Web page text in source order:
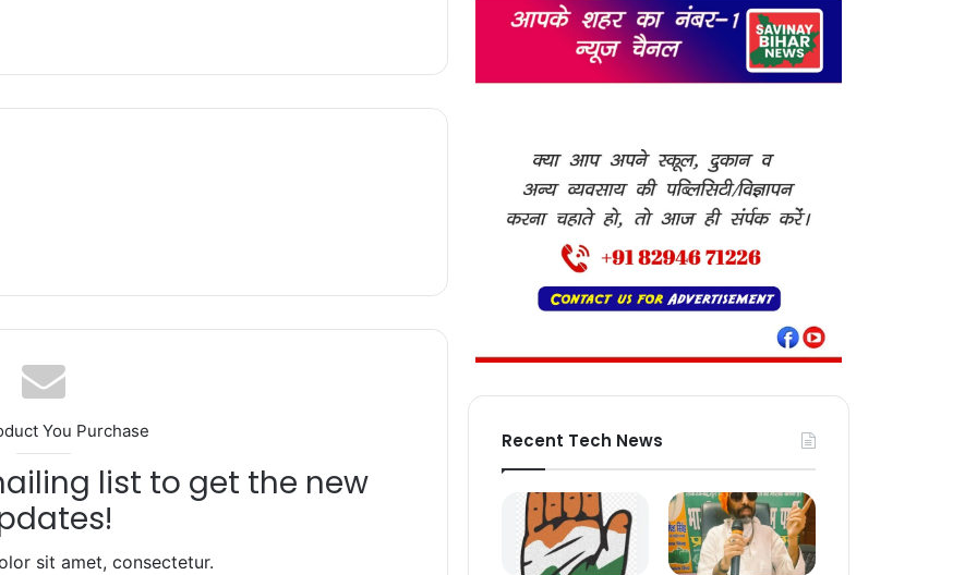
You Purchase
list to get the new
sit amet, consectetur.
Recent Tech News